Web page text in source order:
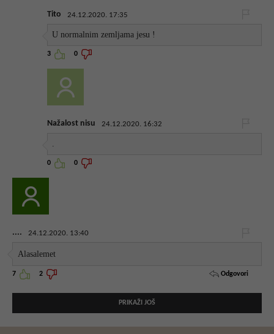
Tito 24.12.2020. 17:35
U normalnim zemljama jesu !
3 0
Nažalost nisu 24.12.2020. 16:32
0 0
.... 24.12.2020. 13:40
Alasalemet
7 2 Odgovori
PRIKAŽI JOŠ